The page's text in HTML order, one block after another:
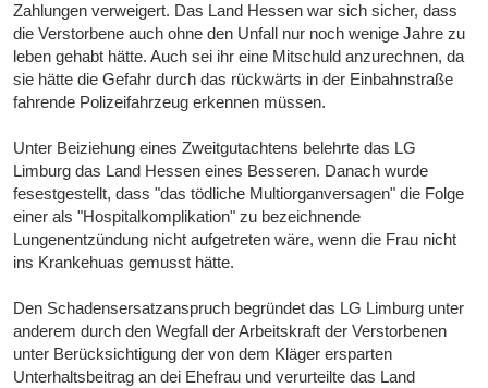
Zahlungen verweigert. Das Land Hessen war sich sicher, dass
die Verstorbene auch ohne den Unfall nur noch wenige Jahre zu
leben gehabt hätte. Auch sei ihr eine Mitschuld anzurechnen, da
sie hätte die Gefahr durch das rückwärts in der Einbahnstraße
fahrende Polizeifahrzeug erkennen müssen.
Unter Beiziehung eines Zweitgutachtens belehrte das LG
Limburg das Land Hessen eines Besseren. Danach wurde
fesestgestellt, dass "das tödliche Multiorganversagen" die Folge
einer als "Hospitalkomplikation" zu bezeichnende
Lungenentzündung nicht aufgetreten wäre, wenn die Frau nicht
ins Krankehuas gemusst hätte.
Den Schadensersatzanspruch begründet das LG Limburg unter
anderem durch den Wegfall der Arbeitskraft der Verstorbenen
unter Berücksichtigung der von dem Kläger ersparten
Unterhaltsbeitrag an dei Ehefrau und verurteilte das Land